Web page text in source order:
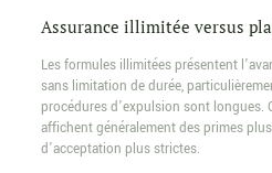
Assurance illimitée versus
Les formules illimitées présentent
sans limitation de durée,
procédures d’expulsion sont longues.
affichent généralement des primes
d’acceptation plus strictes.